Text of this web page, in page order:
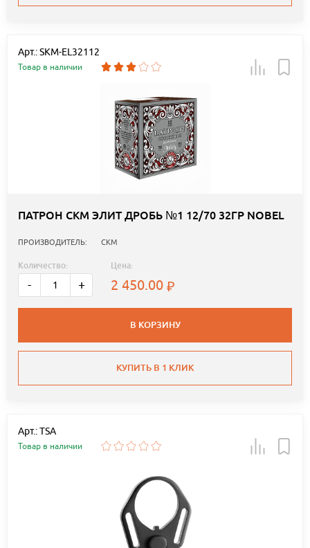
Арт.: SKM-EL32112
Товар в наличии
ПАТРОН СКМ ЭЛИТ ДРОБЬ №1 12/70 32ГР NOBEL
ПРОИЗВОДИТЕЛЬ: СКМ
Количество:
- +
Цена:
2 450.00
В КОРЗИНУ
КУПИТЬ В 1 КЛИК
Арт.: TSA
Товар в наличии